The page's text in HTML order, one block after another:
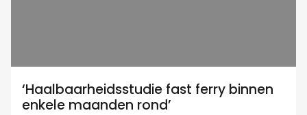
‘Haalbaarheidsstudie fast ferry binnen
enkele maanden rond’